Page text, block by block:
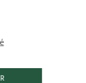
la date et le numéro
leur emballage